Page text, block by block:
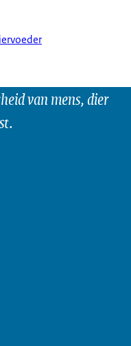
van mens, dier